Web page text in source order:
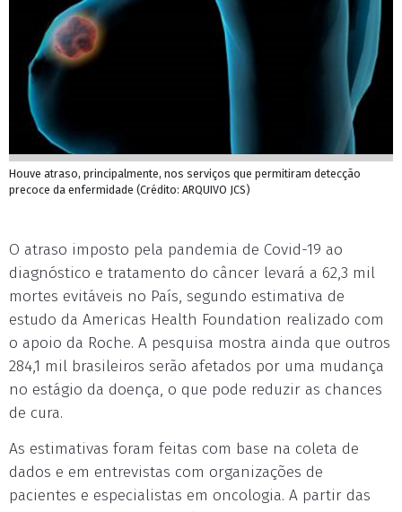
Houve atraso, principalmente, nos serviços que permitiram detecção
precoce da enfermidade (Crédito: ARQUIVO JCS)
O atraso imposto pela pandemia de Covid-19 ao
diagnóstico e tratamento do câncer levará a 62,3 mil
mortes evitáveis no País, segundo estimativa de
estudo da Americas Health Foundation realizado com
o apoio da Roche. A pesquisa mostra ainda que outros
284,1 mil brasileiros serão afetados por uma mudança
no estágio da doença, o que pode reduzir as chances
de cura.
As estimativas foram feitas com base na coleta de
dados e em entrevistas com organizações de
pacientes e especialistas em oncologia. A partir das